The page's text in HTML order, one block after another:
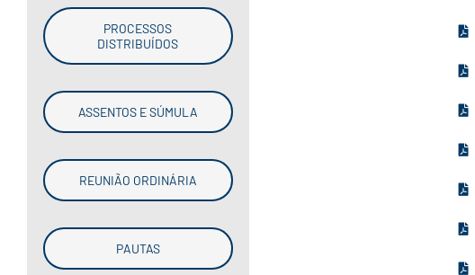
PROCESSOS
DISTRIBUÍDOS
ASSENTOS E SÚMULA
REUNIÃO ORDINÁRIA
PAUTAS